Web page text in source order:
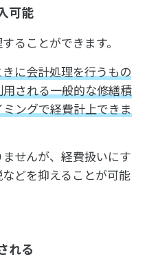
可能
ることができます。
に会計処理を行うもの
される一般的な修繕積
ングで経費計上できま
せんが、経費扱いにす
どを抑えることが可能
れる